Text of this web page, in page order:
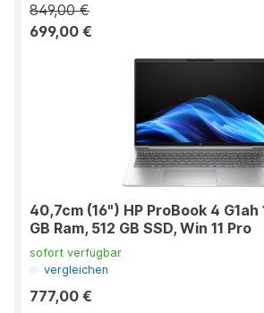
849,00 €
699,00 €
40,7cm (16") HP ProBook 4 G1ah
GB Ram, 512 GB SSD, Win 11 Pro
sofort verfügbar
vergleichen
777,00 €